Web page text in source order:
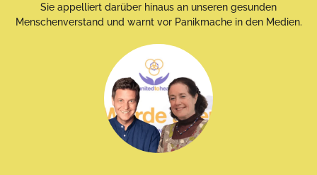
Sie appelliert darüber hinaus an unseren gesunden
Menschenverstand und warnt vor Panikmache in den Medien.